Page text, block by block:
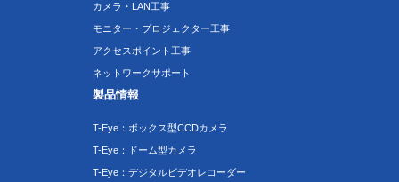
カメラ・LAN工事
モニター・プロジェクター工事
アクセスポイント工事
ネットワークサポート
製品情報
T-Eye：ボックス型CCDカメラ
T-Eye：ドーム型カメラ
T-Eye：デジタルビデオレコーダー